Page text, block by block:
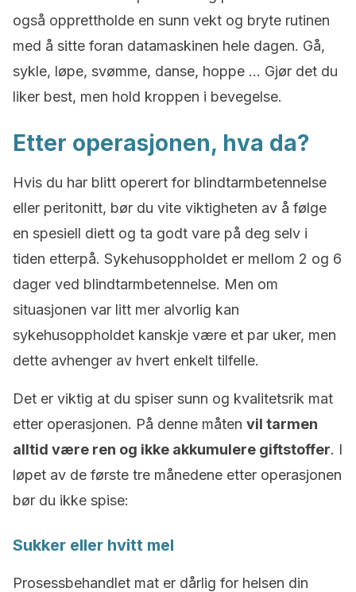
også opprettholde en sunn vekt og bryte rutinen
med å sitte foran datamaskinen hele dagen. Gå,
sykle, løpe, svømme, danse, hoppe … Gjør det du
liker best, men hold kroppen i bevegelse.
Etter operasjonen, hva da?
Hvis du har blitt operert for blindtarmbetennelse
eller peritonitt, bør du vite viktigheten av å følge
en spesiell diett og ta godt vare på deg selv i
tiden etterpå. Sykehusoppholdet er mellom 2 og 6
dager ved blindtarmbetennelse. Men om
situasjonen var litt mer alvorlig kan
sykehusoppholdet kanskje være et par uker, men
dette avhenger av hvert enkelt tilfelle.
Det er viktig at du spiser sunn og kvalitetsrik mat
etter operasjonen. På denne måten vil tarmen
alltid være ren og ikke akkumulere giftstoffer. I
løpet av de første tre månedene etter operasjonen
bør du ikke spise:
Sukker eller hvitt mel
Prosessbehandlet mat er dårlig for helsen din